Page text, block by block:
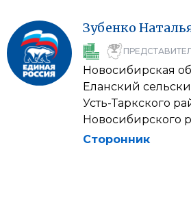
Зубенко
Новосибирская
Еланский
Усть-Таркского
Новосибирского
Сторонник